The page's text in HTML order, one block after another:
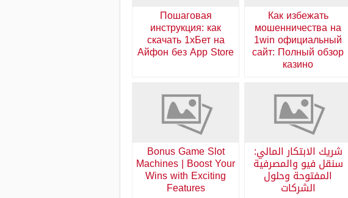
Как избежать
мошенничества на
1win официальный
сайт: Полный обзор
казино
Пошаговая
инструкция: как
скачать 1хБет на
Айфон без App Store
شريك الابتكار المالي:
سنقل فيو والمصرفية
المفتوحة وحلول
الشركات
Bonus Game Slot
Machines | Boost Your
Wins with Exciting
Features